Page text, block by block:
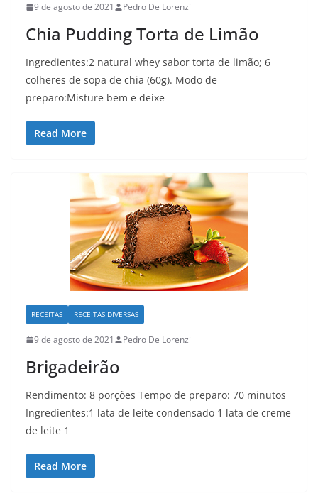
9 de agosto de 2021 Pedro De Lorenzi
Chia Pudding Torta de Limão
Ingredientes:2 natural whey sabor torta de limão; 6
colheres de sopa de chia (60g). Modo de
preparo:Misture bem e deixe
Read More
RECEITAS RECEITAS DIVERSAS
9 de agosto de 2021 Pedro De Lorenzi
Brigadeirão
Rendimento: 8 porções Tempo de preparo: 70 minutos
Ingredientes:1 lata de leite condensado 1 lata de creme
de leite 1
Read More